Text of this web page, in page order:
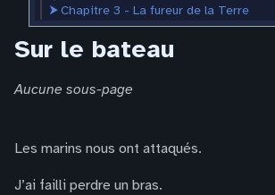
⮞Chapitre 3 - La fureur de la Terre
Sur le bateau
Aucune sous-page
Les marins nous ont attaqués.
J’ai failli perdre un bras.